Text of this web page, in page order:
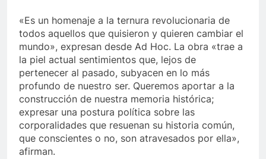
«Es un homenaje a la ternura revolucionaria de
todos aquellos que quisieron y quieren cambiar el
mundo», expresan desde Ad Hoc. La obra «trae a
la piel actual sentimientos que, lejos de
pertenecer al pasado, subyacen en lo más
profundo de nuestro ser. Queremos aportar a la
construcción de nuestra memoria histórica;
expresar una postura política sobre las
corporalidades que resuenan su historia común,
que conscientes o no, son atravesados por ella»,
afirman.